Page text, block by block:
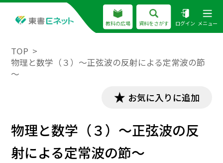
教科の広場 資料をさがす ログイン メニュー
TOP
物理と数学（３）～正弦波の反射による定常波の節
～
お気に入りに追加
物理と数学（３）～正弦波の反
射による定常波の節～